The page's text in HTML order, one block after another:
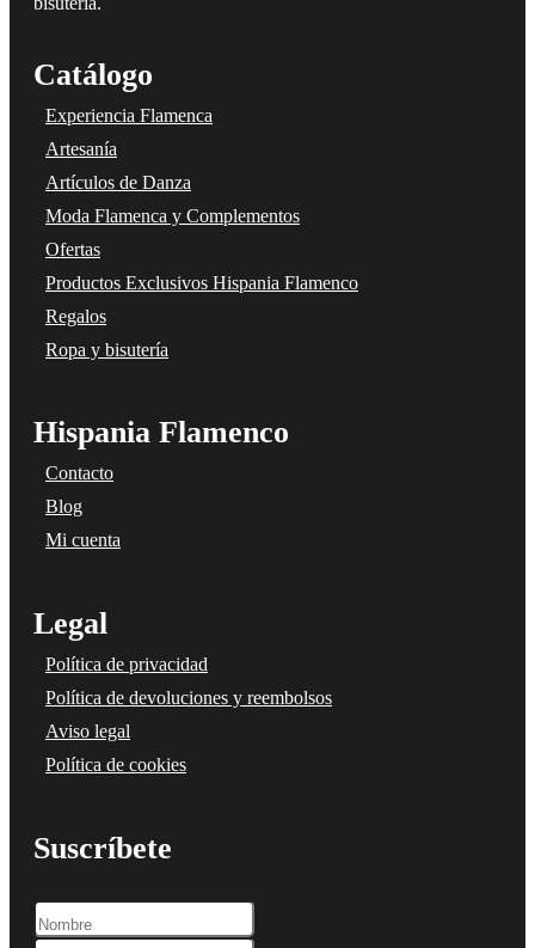
Catálogo
Experiencia Flamenca
Artesanía
Artículos de Danza
Moda Flamenca y Complementos
Ofertas
Productos Exclusivos Hispania Flamenco
Regalos
Ropa y bisutería
Hispania Flamenco
Contacto
Blog
Mi cuenta
Legal
Política de privacidad
Política de devoluciones y reembolsos
Aviso legal
Política de cookies
Suscríbete